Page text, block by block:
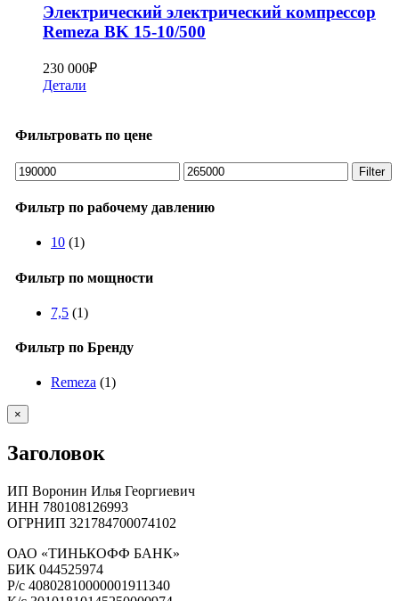
Электрический электрический компрессор
Remeza BK 15-10/500
230 000₽
Детали
Фильтровать по цене
Min
price
Max
price
Filter
Фильтр по рабочему давлению
10 (1)
Фильтр по мощности
7,5 (1)
Фильтр по Бренду
Remeza (1)
Close
product
view
×
Заголовок
ИП Воронин Илья Георгиевич
ИНН 780108126993
ОГРНИП 321784700074102
ОАО «ТИНЬКОФФ БАНК»
БИК 044525974
Р/с 40802810000001911340